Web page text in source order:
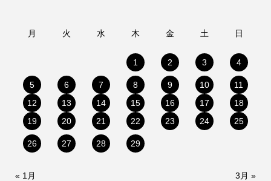
月 火 水 木 金 土 日
1 2 3 4
5 6 7 8 9 10
11
12
13 14 15 16 17
18
19
20 21 22 23 24 25
26 27 28 29
« 1月 3月 »